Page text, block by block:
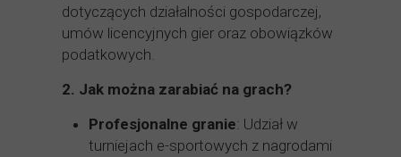
dotyczących działalności gospodarczej,
umów licencyjnych gier oraz obowiązków
podatkowych.
2. Jak można zarabiać na grach?
Profesjonalne granie: Udział w
turniejach e-sportowych z nagrodami